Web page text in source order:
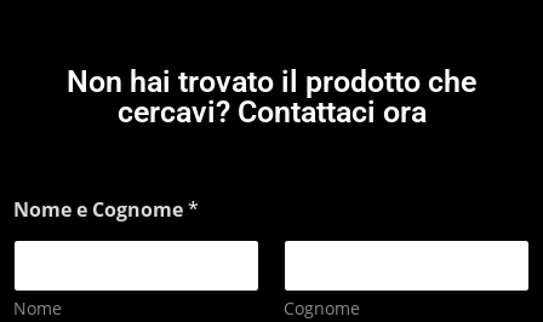
Non hai trovato il prodotto che
cercavi? Contattaci ora
Nome e Cognome*
Nome Cognome